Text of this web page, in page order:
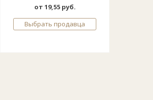
от 19,55 руб.
Выбрать продавца